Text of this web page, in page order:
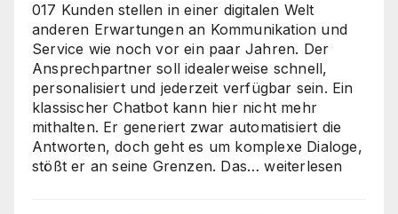
017 Kunden stellen in einer digitalen Welt
anderen Erwartungen an Kommunikation und
Service wie noch vor ein paar Jahren. Der
Ansprechpartner soll idealerweise schnell,
personalisiert und jederzeit verfügbar sein. Ein
klassischer Chatbot kann hier nicht mehr
mithalten. Er generiert zwar automatisiert die
Antworten, doch geht es um komplexe Dialoge,
stößt er an seine Grenzen. Das…Interaktive
weiterlesen